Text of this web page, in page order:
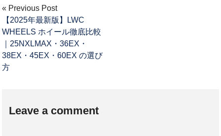
« Previous Post
【2025年最新版】LWC
WHEELS ホイール徹底比較
｜25NXLMAX・36EX・
38EX・45EX・60EX の選び
方
Leave a comment